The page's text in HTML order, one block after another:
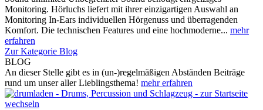
Monitoring. Hörluchs liefert mit ihrer einzigartigen Auswahl an
Monitoring In-Ears individuellen Hörgenuss und überragenden
Komfort. Die technischen Features und eine hochmoderne... mehr
erfahren
Zur Kategorie Blog
BLOG
An dieser Stelle gibt es in (un-)regelmäßigen Abständen Beiträge
rund um unser aller Lieblingsthema! mehr erfahren